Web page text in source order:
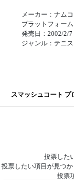
メーカー：ナムコ
プラットフォーム
発売日：2002/2/7
ジャンル：テニス
スマッシュコート プ
投票した
投票したい項目が見つ
投票